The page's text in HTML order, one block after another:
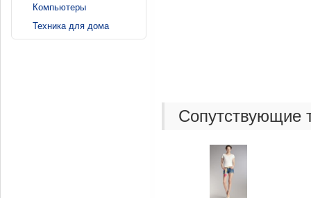
Сопутствующие
Компьютеры
Техника для дома